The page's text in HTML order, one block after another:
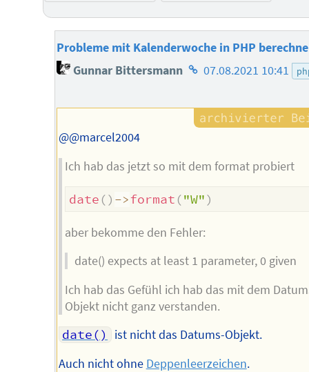
Probleme mit Kalenderwoche in PHP
Gunnar Bittersmann Homepage
Autors
07.08.2021 10:41
@@marcel2004
Ich hab das jetzt so mit dem format probiert
date () ->format ("W")
aber bekomme den Fehler:
date() expects at least 1 parameter, 0 given
Ich hab das Gefühl ich hab das mit dem
Objekt nicht ganz verstanden.
date()
ist nicht das Datums-Objekt.
Auch nicht ohne Deppenleerzeichen.